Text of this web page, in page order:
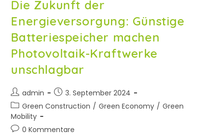
Die Zukunft der
Energieversorgung: Günstige
Batteriespeicher machen
Photovoltaik-Kraftwerke
unschlagbar
admin
3. September 2024
Green Construction / Green Economy / Green
Mobility
0 Kommentare